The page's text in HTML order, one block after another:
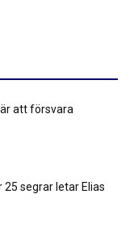
att försvara
25 segrar letar Elias